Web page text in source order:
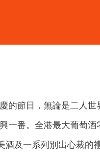
的節日，無論是二人
一番。全港最大葡萄
酒及一系列別出心裁的